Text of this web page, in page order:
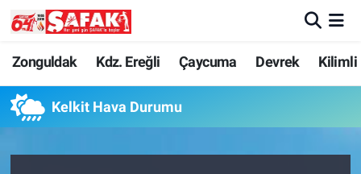
Zonguldak Kdz. Ereğli Çaycuma Devrek Kilimli
Kelkit Hava Durumu
Zonguldak
Kdz. Ereğli
Zonguldak Nöbetçi Eczaneler
Zonguldak Hava Durumu